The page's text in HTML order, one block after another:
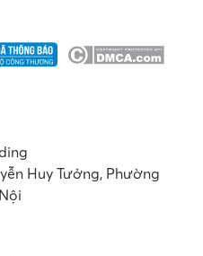
Huy Tưởng, Phường